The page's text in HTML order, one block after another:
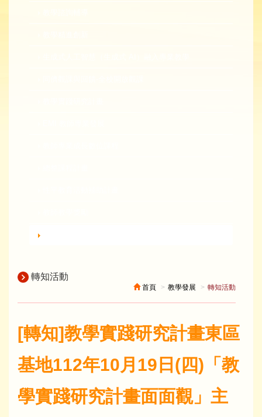
轉知活動
首頁 教學發展 轉知活動
[轉知]教學實踐研究計畫東區
基地112年10月19日(四)「教
學實踐研究計畫面面觀」主